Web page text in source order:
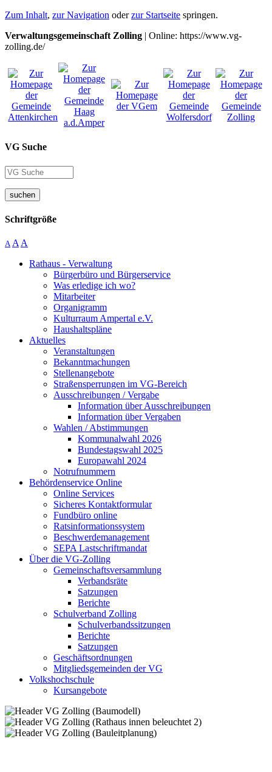
Zum Inhalt, zur Navigation oderzur Startseite springen.
Verwaltungsgemeinschaft Zolling | Online: https://www.vg-
zolling.de/
VG Suche
suchen
Schriftgröße
A A A
Rathaus - Verwaltung
Bürgerbüro und Bürgerservice
Was erledige ich wo?
Mitarbeiter
Organigramm
Kulturraum Ampertal e.V.
Haushaltspläne
Aktuelles
Veranstaltungen
Bekanntmachungen
Stellenangebote
Straßensperrungen im VG-Bereich
Ausschreibungen / Vergabe
Information über Ausschreibungen
Information über Vergaben
Wahlen / Abstimmungen
Kommunalwahl 2026
Bundestagswahl 2025
Europawahl 2024
Notrufnummern
Behördenservice Online
Online Services
Sicheres Kontaktformular
Fundbüro online
Ratsinformationssystem
Beschwerdemanagement
SEPA Lastschriftmandat
Über die VG-Zolling
Gemeinschaftsversammlung
Verbandsräte
Satzungen
Berichte
Schulverband Zolling
Schulverbandssitzungen
Berichte
Satzungen
Geschäftsordnungen
Mitgliedsgemeinden der VG
Volkshochschule
Kursangebote